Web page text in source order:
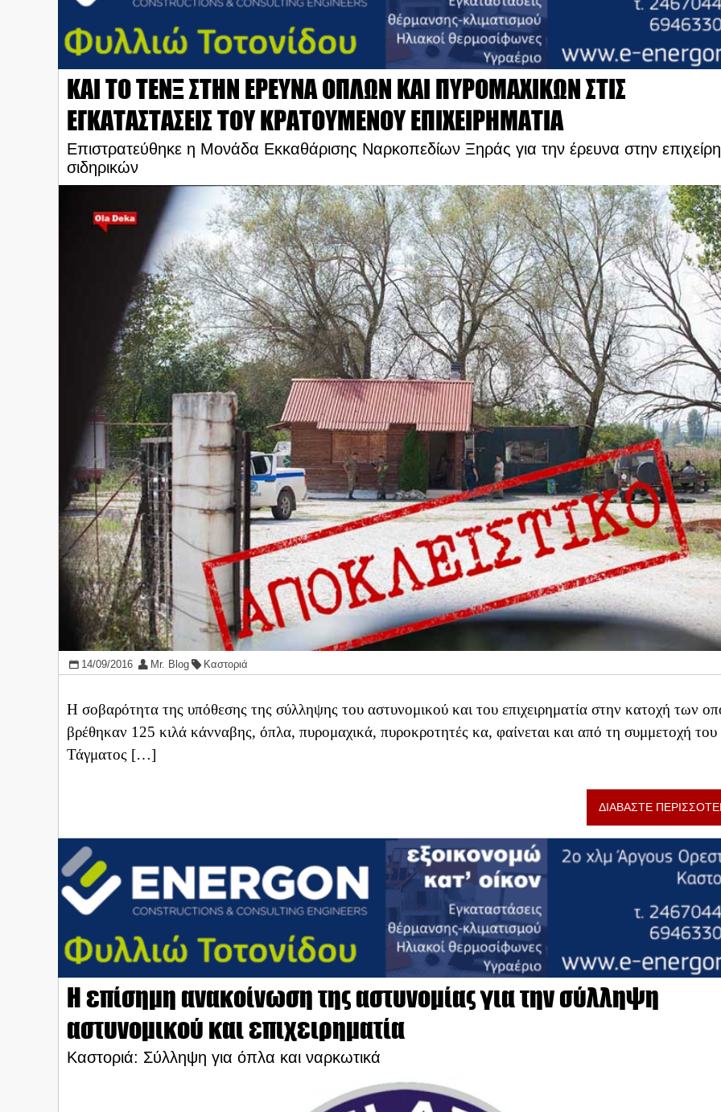
ΚΑΙ ΤΟ ΤΕΝΞ ΣΤΗΝ ΕΡΕΥΝΑ ΟΠΛΩΝ ΚΑΙ ΠΥΡΟΜΑΧΙΚΩΝ ΣΤΙΣ
ΕΓΚΑΤΑΣΤΑΣΕΙΣ ΤΟΥ ΚΡΑΤΟΥΜΕΝΟΥ ΕΠΙΧΕΙΡΗΜΑΤΙΑ
Επιστρατεύθηκε η Μονάδα Εκκαθάρισης Ναρκοπεδίων Ξηράς για την έρευνα στην
σιδηρικών
14/09/2016 Mr. Blog Καστοριά
Η σοβαρότητα της υπόθεσης της σύλληψης του αστυνομικού και του επιχειρηματία στην κατοχή των
βρέθηκαν 125 κιλά κάνναβης, όπλα, πυρομαχικά, πυροκροτητές κα, φαίνεται και από τη συμμετοχή του
Τάγματος […]
ΔΙΑΒΑΣΤΕ
Η επίσημη ανακοίνωση της αστυνομίας για την σύλληψη
αστυνομικού και επιχειρηματία
Καστοριά: Σύλληψη για όπλα και ναρκωτικά